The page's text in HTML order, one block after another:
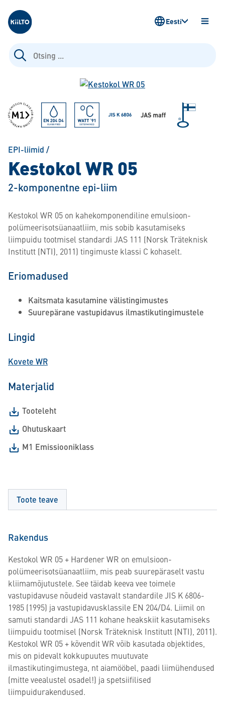
Kiilto Estonia
Otsi:
AVA
Eesti
EPI-liimid /
Kestokol WR 05
2-komponentne epi-liim
Kestokol WR 05 on kahekomponendiline emulsioon-
polümeerisotsüanaatliim, mis sobib kasutamiseks
liimpuidu tootmisel standardi JAS 111 (Norsk Träteknisk
Institutt (NTI), 2011) tingimuste klassi C kohaselt.
Eriomadused
Kaitsmata kasutamine välistingimustes
Suurepärane vastupidavus ilmastikutingimustele
Lingid
Kovete WR
Materjalid
Tooteleht
Ohutuskaart
M1 Emissiooniklass
Toote teave
Rakendus
Kestokol WR 05 + Hardener WR on emulsioon-
polümeerisotsüanaatliim, mis peab suurepäraselt vastu
kliimamõjutustele. See täidab keeva vee toimele
vastupidavuse nõudeid vastavalt standardile JIS K 6806-
1985 (1995) ja vastupidavusklassile EN 204/D4. Liimil on
samuti standardi JAS 111 kohane heakskiit kasutamiseks
liimpuidu tootmisel (Norsk Träteknisk Institutt (NTI), 2011).
Kestokol WR 05 + kõvendit WR võib kasutada objektides,
mis on pidevalt kokkupuutes muutuvate
ilmastikutingimustega, nt aiamööbel, paadi liimühendused
(mitte veealustel osadel!) ja spetsiifilised
liimpuidurakendused.